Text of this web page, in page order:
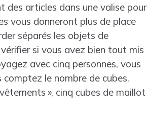
des articles dans une valise pour
vous donneront plus de place
séparés les objets de
si vous avez bien tout mis
avec cinq personnes, vous
le nombre de cubes.
», cinq cubes de maillot